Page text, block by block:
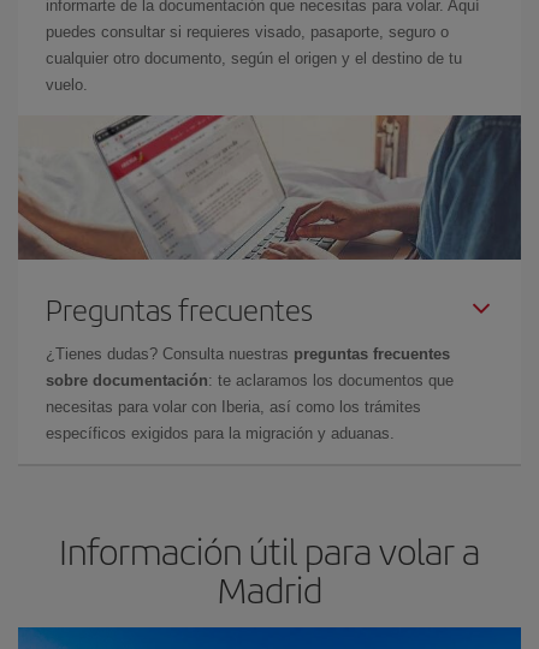
informarte de la documentación que necesitas para volar. Aquí
puedes consultar si requieres visado, pasaporte, seguro o
cualquier otro documento, según el origen y el destino de tu
vuelo.
Preguntas frecuentes
¿Tienes dudas? Consulta nuestras preguntas frecuentes
sobre documentación: te aclaramos los documentos que
necesitas para volar con Iberia, así como los trámites
específicos exigidos para la migración y aduanas.
Información útil para volar a
Madrid